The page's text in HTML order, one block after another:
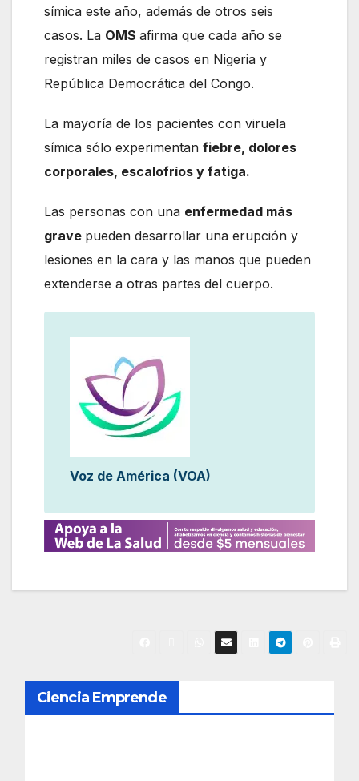
símica este año, además de otros seis
casos. La OMS afirma que cada año se
registran miles de casos en Nigeria y
República Democrática del Congo.
La mayoría de los pacientes con viruela
símica sólo experimentan fiebre, dolores
corporales, escalofríos y fatiga.
Las personas con una enfermedad más
grave pueden desarrollar una erupción y
lesiones en la cara y las manos que pueden
extenderse a otras partes del cuerpo.
Voz de América (VOA)
N
a
Ciencia Emprende